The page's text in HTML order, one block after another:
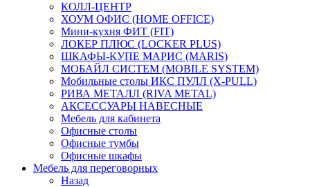
КОЛЛ-ЦЕНТР
ХОУМ ОФИС (HOME OFFICE)
Мини-кухня ФИТ (FIT)
ЛОКЕР ПЛЮС (LOCKER PLUS)
ШКАФЫ-КУПЕ МАРИС (MARIS)
МОБАЙЛ СИСТЕМ (MOBILE SYSTEM)
Мобильные столы ИКС ПУЛЛ (X-PULL)
РИВА МЕТАЛЛ (RIVA METAL)
АКСЕССУАРЫ НАВЕСНЫЕ
Мебель для кабинета
Офисные столы
Офисные тумбы
Офисные шкафы
Мебель для переговорных
Назад